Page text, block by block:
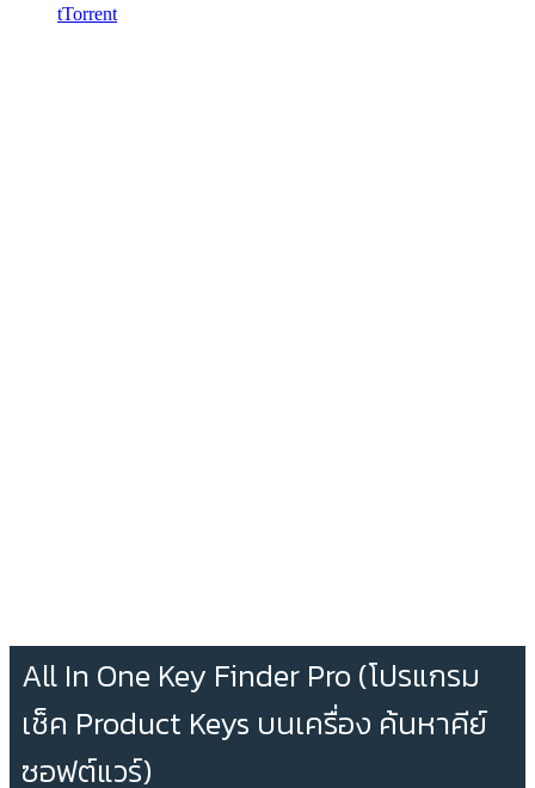
tTorrent
All In One Key Finder Pro (โปรแกรม
เช็ค Product Keys บนเครื่อง ค้นหาคีย์
ซอฟต์แวร์)